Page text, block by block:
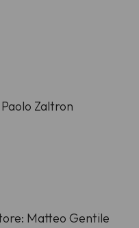
Zaltron
Matteo Gentile